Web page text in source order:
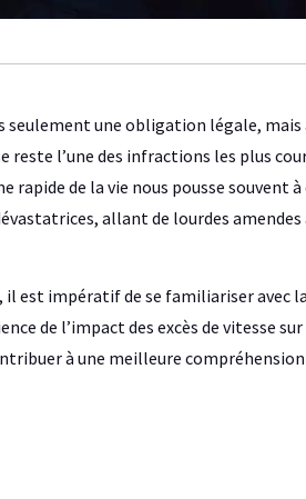
une obligation légale, mais
reste l’une des infractions les plus
de la vie nous pousse souvent à
allant de lourdes
il est impératif de se familiariser avec
de l’impact des excès de vitesse
à une meilleure compréhension